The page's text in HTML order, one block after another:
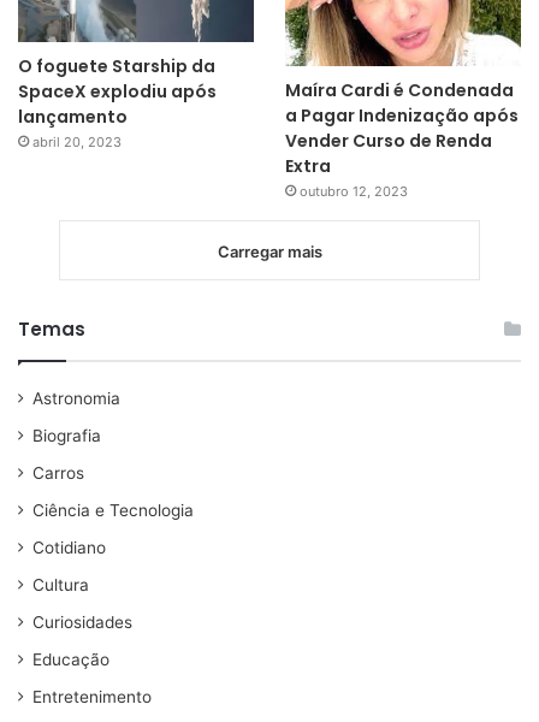
O foguete Starship da
SpaceX explodiu após
lançamento
abril 20, 2023
Maíra Cardi é Condenada
a Pagar Indenização após
Vender Curso de Renda
Extra
outubro 12, 2023
Carregar mais
Temas
Astronomia
Biografia
Carros
Ciência e Tecnologia
Cotidiano
Cultura
Curiosidades
Educação
Entretenimento